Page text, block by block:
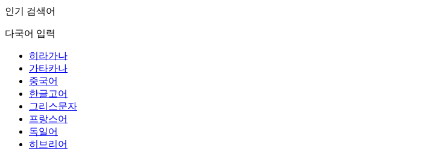
인기 검색어
다국어 입력
히라가나
가타카나
중국어
한글고어
그리스문자
프랑스어
독일어
히브리어